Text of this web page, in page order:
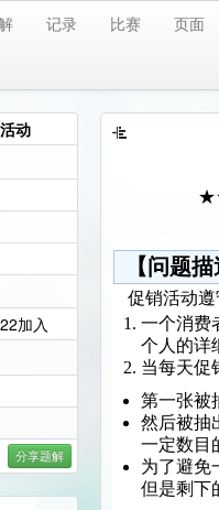
记录 比赛 页面
动
加入
分享题解
【问题
促销活动
一个消费
个人的详
当每天促
第一张被
然后被抽
一定数目
为了避免
但是剩下